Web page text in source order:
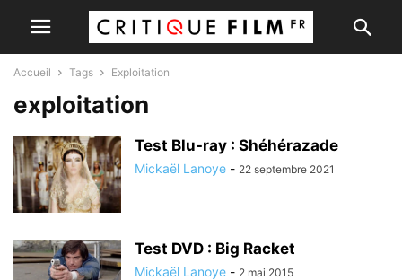
Accueil Tags Exploitation
exploitation
Test Blu-ray : Shéhérazade
Mickaël Lanoye - 22 septembre 2021
Test DVD : Big Racket
Mickaël Lanoye - 2 mai 2015